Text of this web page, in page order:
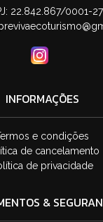
22.842.867/0001-27
INFORMAÇÕES
e condições
de cancelamento
de privacidade
&